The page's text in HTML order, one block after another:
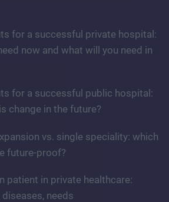
for a successful private hospital:
now and what will you need in
for a successful public hospital:
change in the future?
vs. single speciality: which
future-proof?
patient in private healthcare:
needs